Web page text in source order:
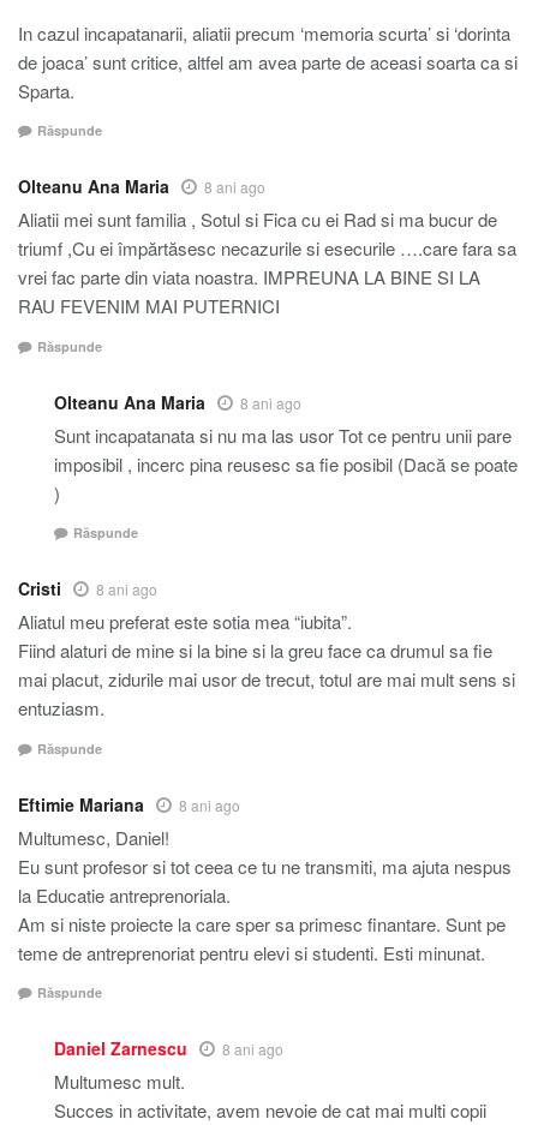
In cazul incapatanarii, aliatii precum ‘memoria scurta’ si ‘dorinta
de joaca’ sunt critice, altfel am avea parte de aceasi soarta ca si
Sparta.
Răspunde
Olteanu Ana Maria 8 ani ago
Aliatii mei sunt familia , Sotul si Fica cu ei Rad si ma bucur de
triumf ,Cu ei împărtăsesc necazurile si esecurile ….care fara sa
vrei fac parte din viata noastra. IMPREUNA LA BINE SI LA
RAU FEVENIM MAI PUTERNICI
Răspunde
Olteanu Ana Maria 8 ani ago
Sunt incapatanata si nu ma las usor Tot ce pentru unii pare
imposibil , incerc pina reusesc sa fie posibil (Dacă se poate
)
Răspunde
Cristi 8 ani ago
Aliatul meu preferat este sotia mea “iubita”.
Fiind alaturi de mine si la bine si la greu face ca drumul sa fie
mai placut, zidurile mai usor de trecut, totul are mai mult sens si
entuziasm.
Răspunde
Eftimie Mariana 8 ani ago
Multumesc, Daniel!
Eu sunt profesor si tot ceea ce tu ne transmiti, ma ajuta nespus
la Educatie antreprenoriala.
Am si niste proiecte la care sper sa primesc finantare. Sunt pe
teme de antreprenoriat pentru elevi si studenti. Esti minunat.
Răspunde
Daniel Zarnescu 8 ani ago
Multumesc mult.
Succes in activitate, avem nevoie de cat mai multi copii